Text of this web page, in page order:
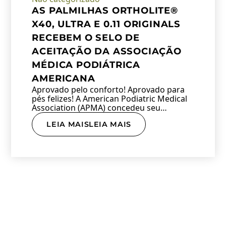
AS PALMILHAS ORTHOLITE®
X40, ULTRA E 0.11 ORIGINALS
RECEBEM O SELO DE
ACEITAÇÃO DA ASSOCIAÇÃO
MÉDICA PODIÁTRICA
AMERICANA
Aprovado pelo conforto! Aprovado para
pés felizes! A American Podiatric Medical
Association (APMA) concedeu seu…
LEIA MAISLEIA MAIS